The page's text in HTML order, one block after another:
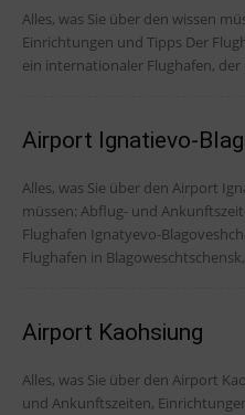
Alles, was Sie über den wissen müssen: Abflug- und Ankunftszeiten,
Einrichtungen und Tipps Der Flughafen Bordeaux-Mérignac (BOD) ist
ein internationaler Flughafen, der
Airport Ignatievo-
Alles, was Sie über den Airport
müssen: Abflug- und
Flughafen Ignatyevo-
Flughafen in
Airport Kaohsiung
Alles, was Sie über den Airport
und Ankunftszeiten, Einrichtungen und